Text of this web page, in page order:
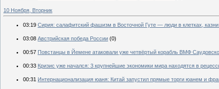
10 Ноября, Вторник
03:19 Сирия: салафитский фашизм в Восточной Гуте — люди в клетках,
03:08 Австрийская победа России (0)
00:57 Повстанцы в Йемене атаковали уже четвёртый корабль ВМФ
00:33 Кризис уже начался: 3 крупнейшие экономики мира находятся в
00:31 Интернационализация юаня: Китай запустил прямые торги юанем и